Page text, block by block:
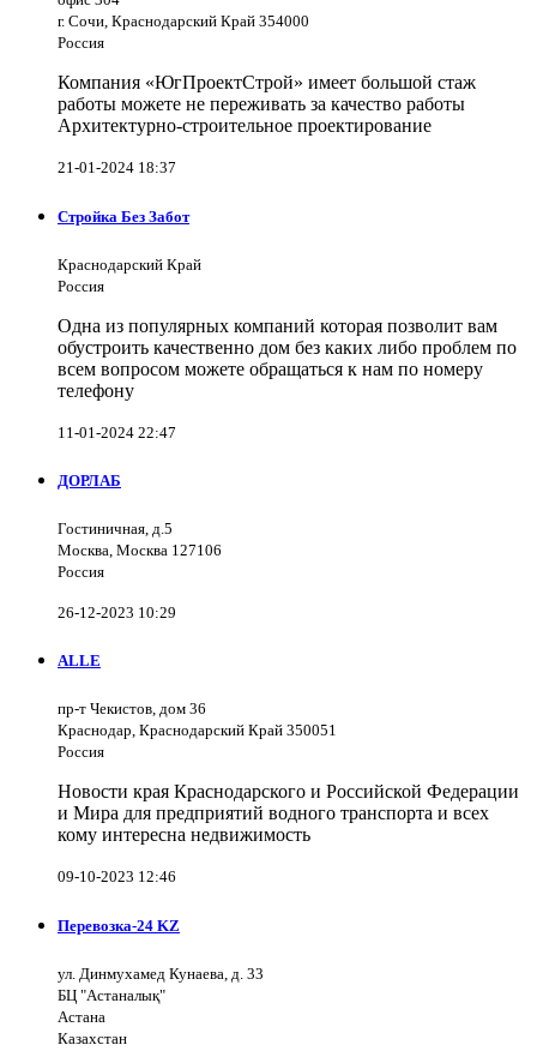
г. Сочи, Краснодарский Край 354000
Россия
Компания «ЮгПроектСтрой» имеет большой стаж
работы можете не переживать за качество работы
Архитектурно-строительное проектирование
21-01-2024 18:37
Стройка Без Забот
Краснодарский Край
Россия
Одна из популярных компаний которая позволит вам
обустроить качественно дом без каких либо проблем по
всем вопросом можете обращаться к нам по номеру
телефону
11-01-2024 22:47
ДОРЛАБ
Гостиничная, д.5
Москва, Москва 127106
Россия
26-12-2023 10:29
ALLE
пр-т Чекистов, дом 36
Краснодар, Краснодарский Край 350051
Россия
Новости края Краснодарского и Российской Федерации
и Мира для предприятий водного транспорта и всех
кому интересна недвижимость
09-10-2023 12:46
Перевозка-24 KZ
ул. Динмухамед Кунаева, д. 33
БЦ "Астаналық"
Астана
Казахстан